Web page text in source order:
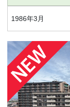
1986年3月